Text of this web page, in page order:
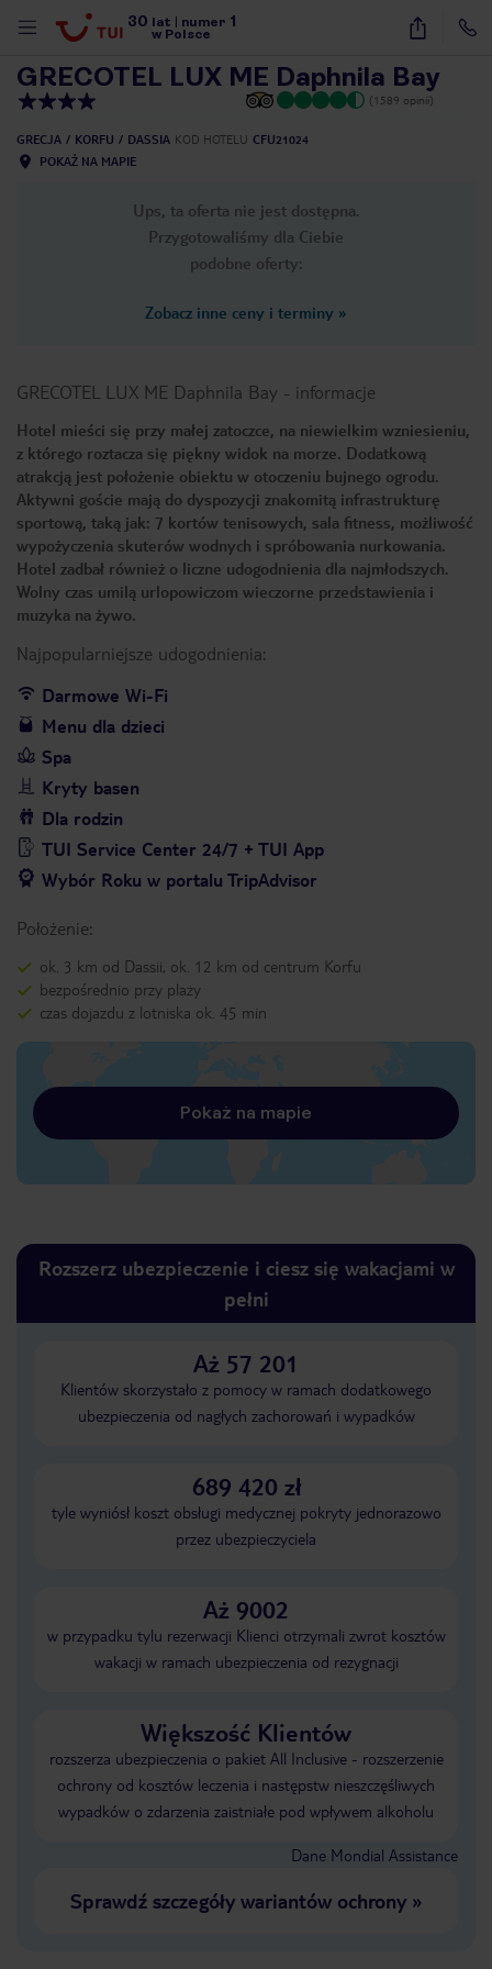
30 lat numer 1
w Polsce
34
GRECOTEL LUX ME Daphnila Bay
(1589 opinii)
GRECJA KORFU DASSIA KOD HOTELU CFU21024
POKAŻ NA MAPIE
Ups, ta oferta nie jest dostępna.
Przygotowaliśmy dla Ciebie
podobne oferty:
Zobacz inne ceny i terminy »
GRECOTEL LUX ME Daphnila Bay - informacje
Hotel mieści się przy małej zatoczce, na niewielkim wzniesieniu,
z którego roztacza się piękny widok na morze. Dodatkową
atrakcją jest położenie obiektu w otoczeniu bujnego ogrodu.
Aktywni goście mają do dyspozycji znakomitą infrastrukturę
sportową, taką jak: 7 kortów tenisowych, sala fitness, możliwość
wypożyczenia skuterów wodnych i spróbowania nurkowania.
Hotel zadbał również o liczne udogodnienia dla najmłodszych.
Wolny czas umilą urlopowiczom wieczorne przedstawienia i
muzyka na żywo.
Najpopularniejsze udogodnienia:
Darmowe Wi-Fi
Menu dla dzieci
Spa
Kryty basen
Dla rodzin
TUI Service Center 24/7 + TUI App
Wybór Roku w portalu TripAdvisor
Położenie:
ok. 3 km od Dassii, ok. 12 km od centrum Korfu
bezpośrednio przy plaży
czas dojazdu z lotniska ok. 45 min
Pokaż na mapie
Rozszerz ubezpieczenie i ciesz się wakacjami w
pełni
Aż 57 201
Klientów skorzystało z pomocy w ramach dodatkowego
ubezpieczenia od nagłych zachorowań i wypadków
689 420 zł
tyle wyniósł koszt obsługi medycznej pokryty jednorazowo
przez ubezpieczyciela
Aż 9002
w przypadku tylu rezerwacji Klienci otrzymali zwrot kosztów
wakacji w ramach ubezpieczenia od rezygnacji
Większość Klientów
rozszerza ubezpieczenia o pakiet All Inclusive - rozszerzenie
ochrony od kosztów leczenia i następstw nieszczęśliwych
wypadków o zdarzenia zaistniałe pod wpływem alkoholu
Dane Mondial Assistance
Sprawdź szczegóły wariantów ochrony»